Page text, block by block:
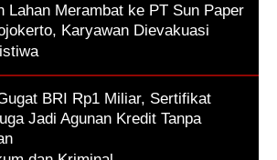
Lahan Merambat ke PT Sun Paper
Karyawan Dievakuasi
BRI Rp1 Miliar, Sertifikat
Jadi Agunan Kredit Tanpa